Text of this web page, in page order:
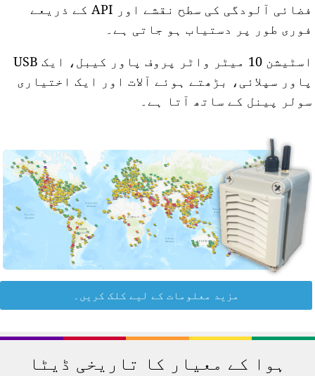
فضائی آلودگی کی سطح نقشے اور API کے ذریعے
فوری طور پر دستیاب ہو جاتی ہے۔
اسٹیشن 10 میٹر واٹر پروف پاور کیبل، ایک USB
پاور سپلائی، بڑھتے ہوئے آلات اور ایک اختیاری
سولر پینل کے ساتھ آتا ہے۔
مزید معلومات کے لیے کلک کریں۔
ہوا کے معیار کا تاریخی ڈیٹا